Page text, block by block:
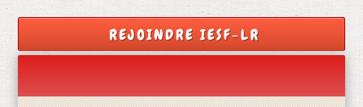
REJOINDRE IESF-LR